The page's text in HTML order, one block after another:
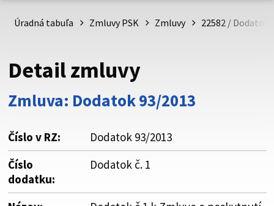
psk.sk.
Buďte pozorní a vždy sa uistite, že zdieľate informácie iba
cez zabezpečenú webovú stránku. Zabezpečená stránka
vždy začína https:// pred názvom domény webového sídla.
Úradná tabuľa Zmluvy PSK Zmluvy 22582 /
Detail zmluvy
Zmluva: Dodatok 93/2013
Číslo v RZ:
Dodatok 93/2013
Číslo
dodatku:
Dodatok č. 1